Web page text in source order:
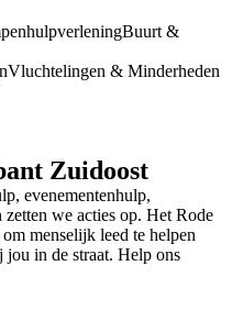
Buurt &
Vluchtelingen & Minderheden
Zuidoost
evenementenhulp,
we acties op. Het Rode
menselijk leed te helpen
in de straat. Help ons